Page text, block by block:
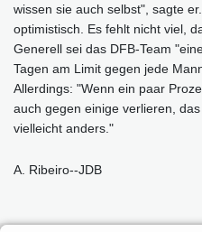
wissen sie auch selbst", sagte
optimistisch. Es fehlt nicht viel,
Generell sei das DFB-Team
Tagen am Limit gegen jede
Allerdings: "Wenn ein paar
auch gegen einige verlieren,
vielleicht anders."
A. Ribeiro--JDB